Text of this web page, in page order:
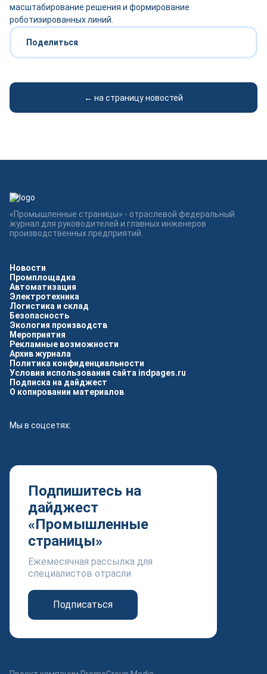
масштабирование решения и формирование
роботизированных линий.
Поделиться
← на страницу новостей
Новости
Промплощадка
Автоматизация
Электротехника
Логистика и склад
Безопасность
Экология производств
Мероприятия
Рекламные возможности
Архив журнала
Политика конфиденциальности
Условия использования сайта indpages.ru
Подписка на дайджест
О копировании материалов
Мы в соцсетях:
Подпишитесь на
дайджест
«Промышленные
страницы»
Ежемесячная рассылка для
специалистов отрасли
Подписаться
«Промышленные страницы» - отраслевой федеральный
журнал для руководителей и главных инженеров
производственных предприятий.